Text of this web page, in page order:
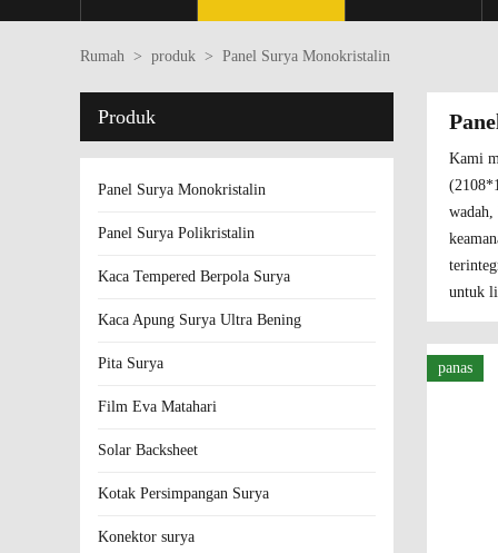
Rumah > produk > Panel Surya Monokristalin
Kami
untuk
panas
Produk
Panel Surya Monokristalin
Panel Surya Polikristalin
Kaca Tempered Berpola Surya
Kaca Apung Surya Ultra Bening
Pita Surya
Film Eva Matahari
Solar Backsheet
Kotak Persimpangan Surya
Konektor surya